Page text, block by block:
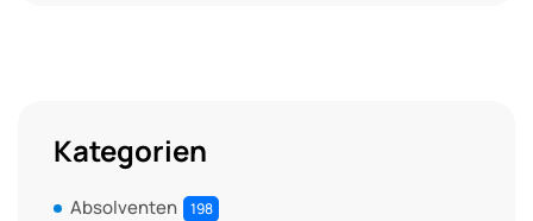
Kategorien
Absolventen 198